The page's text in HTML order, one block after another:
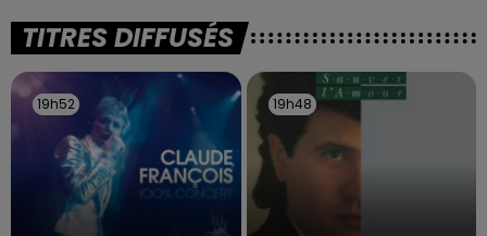
TITRES DIFFUSÉS
19h52
19h52 19h48
19h48